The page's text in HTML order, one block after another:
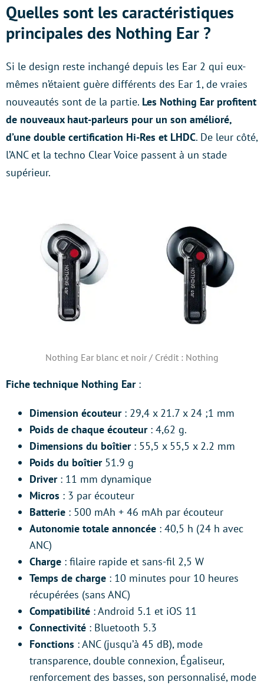
Quelles sont les caractéristiques
principales des Nothing Ear ?
Si le design reste inchangé depuis les Ear 2 qui eux-
mêmes n’étaient guère différents des Ear 1, de vraies
nouveautés sont de la partie. Les Nothing Ear profitent
de nouveaux haut-parleurs pour un son amélioré,
d’une double certification Hi-Res et LHDC. De leur côté,
l’ANC et la techno Clear Voice passent à un stade
supérieur.
Nothing Ear blanc et noir / Crédit : Nothing
Fiche technique Nothing Ear:
Dimension écouteur: 29,4 x 21.7 x 24 ;1 mm
Poids de chaque écouteur: 4,62 g.
Dimensions du boîtier: 55,5 x 55,5 x 2.2 mm
Poids du boîtier51.9 g
Driver: 11 mm dynamique
Micros : 3 par écouteur
Batterie : 500 mAh + 46 mAh par écouteur
Autonomie totale annoncée : 40,5 h (24 h avec
ANC)
Charge : filaire rapide et sans-fil 2,5 W
Temps de charge : 10 minutes pour 10 heures
récupérées (sans ANC)
Compatibilité : Android 5.1 et iOS 11
Connectivité : Bluetooth 5.3
Fonctions : ANC (jusqu’à 45 dB), mode
transparence, double connexion, Égaliseur,
renforcement des basses, son personnalisé, mode